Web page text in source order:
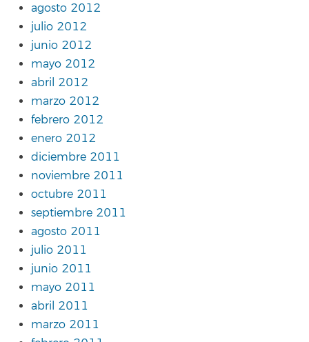
agosto 2012
julio 2012
junio 2012
mayo 2012
abril 2012
marzo 2012
febrero 2012
enero 2012
diciembre 2011
noviembre 2011
octubre 2011
septiembre 2011
agosto 2011
julio 2011
junio 2011
mayo 2011
abril 2011
marzo 2011